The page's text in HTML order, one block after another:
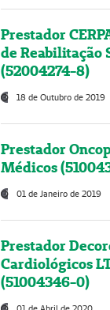
Prestador
de Reabilitação
(52004274-8)
18 de Outubro de 2019
Prestador
Médicos
01 de Janeiro de 2019
Prestador
Cardiológicos
(51004346-0)